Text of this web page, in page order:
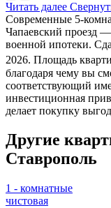
Читать далее
Современные 5-
Чапаевский проезд
военной ипотеки.
2026. Площадь
благодаря чему вы
соответствующий
инвестиционная
делает покупку
Другие
Ставрополь
1 - комнатные
чистовая